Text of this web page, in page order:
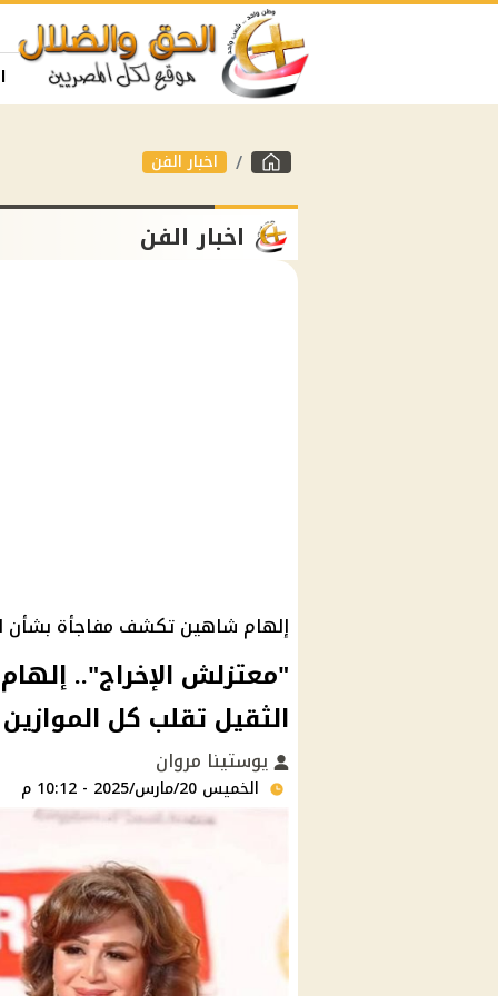
اخبار الفن
اخبار الفن
إلهام شاهين تكشف مفاجأة بشأن
"معتزلش الإخراج"..
الثقيل تقلب كل
يوستينا مروان
الخميس 20/مارس/2025 - 10:12 م